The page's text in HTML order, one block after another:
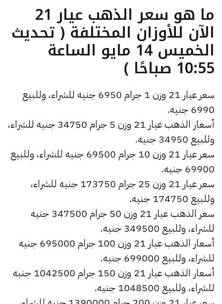
ما هو سعر الذهب عيار 21
الآن للأوزان المختلفة ( تحديث
الخميس 14 مايو الساعة
10:55 صباحًا )
سعر عيار 21 وزن 1 جرام 6950 جنيه للشراء، وللبيع
6990 جنيه.
أسعار الذهب عيار 21 وزن 5 جرام 34750 جنيه للشراء،
وللبيع 34950 جنيه.
سعر عيار 21 وزن 10 جرام 69500 جنيه للشراء، وللبيع
69900 جنيه.
سعر عيار 21 وزن 25 جرام 173750 جنيه للشراء،
وللبيع 174750 جنيه.
سعر الذهب عيار 21 وزن 50 جرام 347500 جنيه
للشراء، وللبيع 349500 جنيه.
أسعار الذهب عيار 21 وزن 100 جرام 695000 جنيه
للشراء، وللبيع 699000 جنيه.
أسعار الذهب عيار 21 وزن 150 جرام 1042500 جنيه
للشراء، وللبيع 1048500 جنيه.